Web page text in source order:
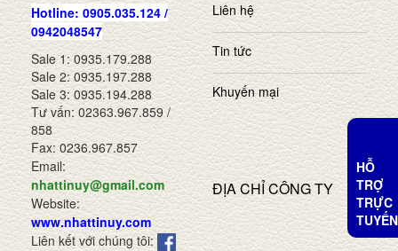
Hotline: 0905.035.124 /
0942048547
Sale 1: 0935.179.288
Sale 2: 0935.197.288
Sale 3: 0935.194.288
Tư vấn: 02363.967.859 /
858
Fax: 0236.967.857
Email:
nhattinuy@gmail.com
Website:
www.nhattinuy.com
Liên kết với chúng tôi:
Liên hệ
Tin tức
Khuyến mại
ĐỊA CHỈ CÔNG TY
HỖ
TRỢ
TRỰC
TUYẾN